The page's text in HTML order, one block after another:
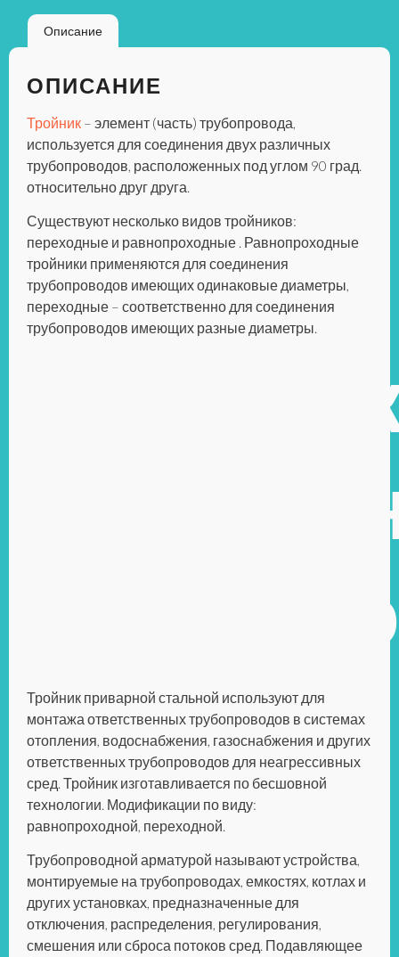
Описание
ОПИСАНИЕ
Тройник – элемент (часть) трубопровода,
используется для соединения двух различных
трубопроводов, расположенных под углом 90 град.
относительно друг друга.
Существуют несколько видов тройников:
переходные и равнопроходные . Равнопроходные
тройники применяются для соединения
трубопроводов имеющих одинаковые диаметры,
переходные – соответственно для соединения
трубопроводов имеющих разные диаметры.
Тройник приварной стальной используют для
монтажа ответственных трубопроводов в системах
отопления, водоснабжения, газоснабжения и других
ответственных трубопроводов для неагрессивных
сред. Тройник изготавливается по бесшовной
технологии. Модификации по виду:
равнопроходной, переходной.
Трубопроводной арматурой называют устройства,
монтируемые на трубопроводах, емкостях, котлах и
других установках, предназначенные для
отключения, распределения, регулирования,
смешения или сброса потоков сред. Подавляющее